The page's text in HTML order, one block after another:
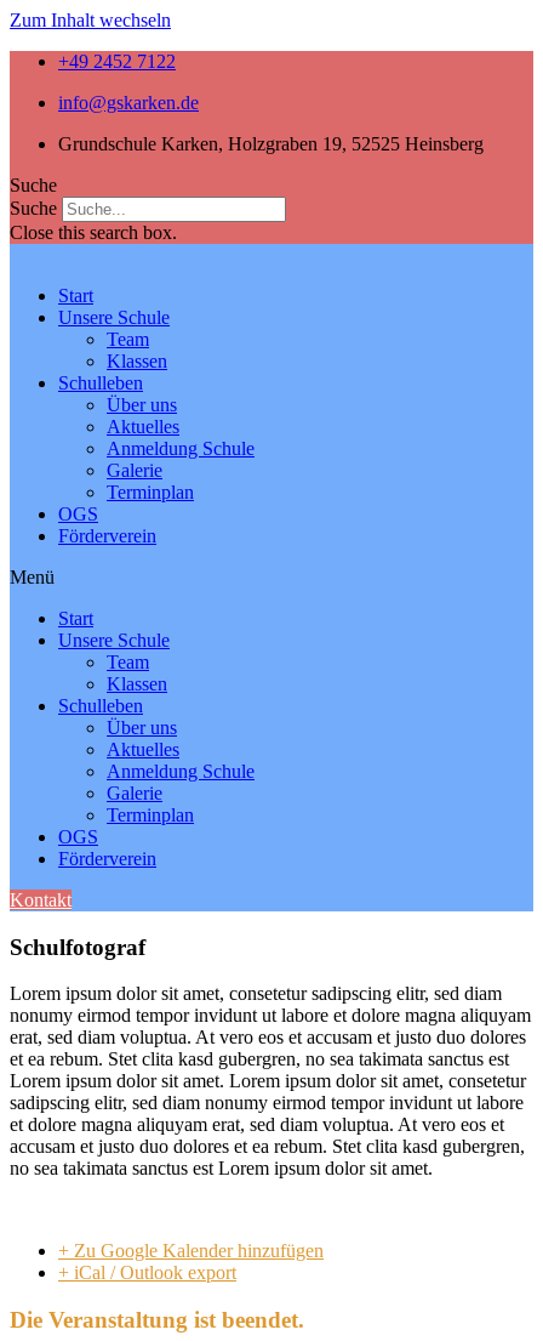
Zum Inhalt wechseln
+49 2452 7122
info@gskarken.de
Grundschule Karken, Holzgraben 19, 52525 Heinsberg
Suche
Suche
Close this search box.
Start
Unsere Schule
Team
Klassen
Schulleben
Über uns
Aktuelles
Anmeldung Schule
Galerie
Terminplan
OGS
Förderverein
Menü
Start
Unsere Schule
Team
Klassen
Schulleben
Über uns
Aktuelles
Anmeldung Schule
Galerie
Terminplan
OGS
Förderverein
Kontakt
Schulfotograf
Lorem ipsum dolor sit amet, consetetur sadipscing elitr, sed diam
nonumy eirmod tempor invidunt ut labore et dolore magna aliquyam
erat, sed diam voluptua. At vero eos et accusam et justo duo dolores
et ea rebum. Stet clita kasd gubergren, no sea takimata sanctus est
Lorem ipsum dolor sit amet. Lorem ipsum dolor sit amet, consetetur
sadipscing elitr, sed diam nonumy eirmod tempor invidunt ut labore
et dolore magna aliquyam erat, sed diam voluptua. At vero eos et
accusam et justo duo dolores et ea rebum. Stet clita kasd gubergren,
no sea takimata sanctus est Lorem ipsum dolor sit amet.
+ Zu Google Kalender hinzufügen
+ iCal / Outlook export
Die Veranstaltung ist beendet.